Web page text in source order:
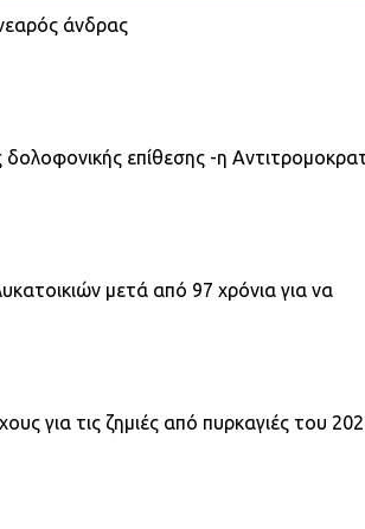
άνδρας
επίθεσης -η
μετά από 97 χρόνια για να
για τις ζημιές από πυρκαγιές του